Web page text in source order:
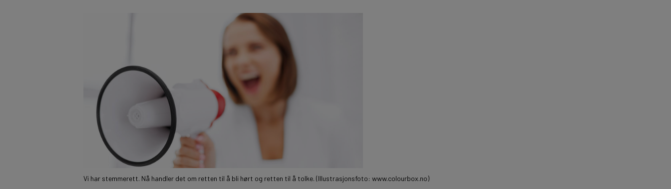
Vi har stemmerett. Nå handler det om retten til å bli hørt og retten til å tolke. (Illustrasjonsfoto: www.colourbox.no)